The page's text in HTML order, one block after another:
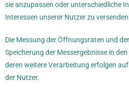
sie anzupassen oder unterschiedliche
Interessen unserer Nutzer zu
Die Messung der Öffnungsraten und
Speicherung der Messergebnisse in
deren weitere Verarbeitung erfolgen
der Nutzer.